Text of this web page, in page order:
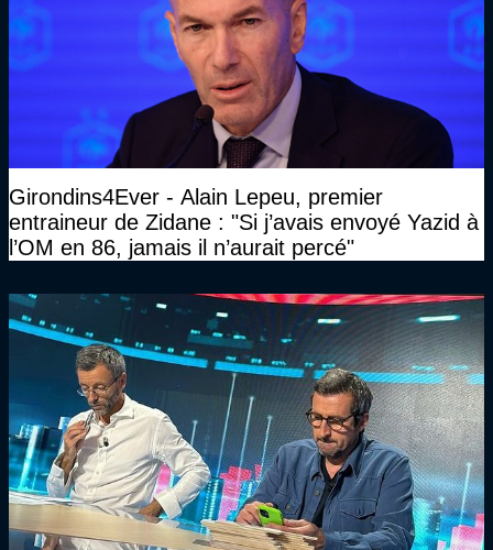
Girondins4Ever - Alain Lepeu, premier
entraineur de Zidane : "Si j’avais envoyé Yazid à
l’OM en 86, jamais il n’aurait percé"